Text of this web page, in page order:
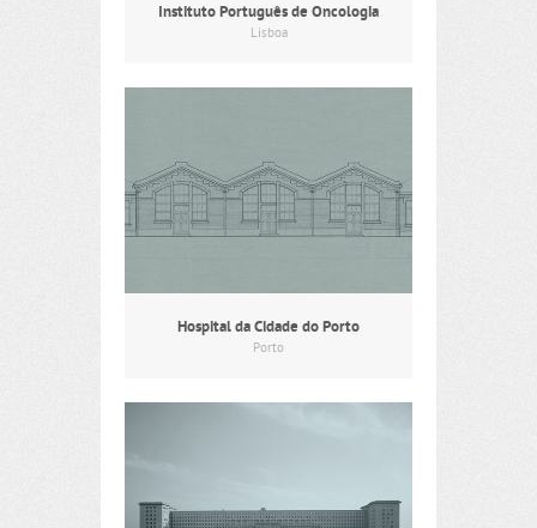
Instituto Português de Oncologia
Lisboa
Hospital da Cidade do Porto
Porto